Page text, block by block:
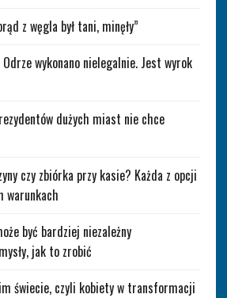
z węgla był tani, minęły”
wykonano nielegalnie. Jest wyrok
dużych miast nie chce
czy zbiórka przy kasie? Każda z opcji
warunkach
być bardziej niezależny
jak to zrobić
świecie, czyli kobiety w transformacji